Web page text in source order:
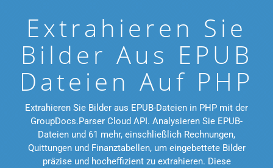
Extrahieren Sie
Bilder Aus EPUB
Dateien Auf PHP
Extrahieren Sie Bilder aus EPUB-Dateien in PHP mit der
GroupDocs.Parser Cloud API. Analysieren Sie EPUB-
Dateien und 61 mehr, einschließlich Rechnungen,
Quittungen und Finanztabellen, um eingebettete Bilder
präzise und hocheffizient zu extrahieren. Diese